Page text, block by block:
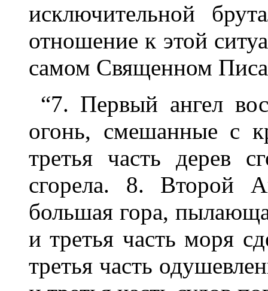
исключительной
отношение к этой
самом Священном
“7. Первый ангел
огонь, смешанные с
третья часть дерев
сгорела. 8. Второй
большая гора,
и третья часть моря
третья часть